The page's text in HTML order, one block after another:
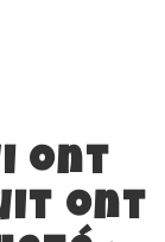
ont
ont